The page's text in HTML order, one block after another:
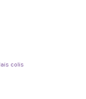
colis